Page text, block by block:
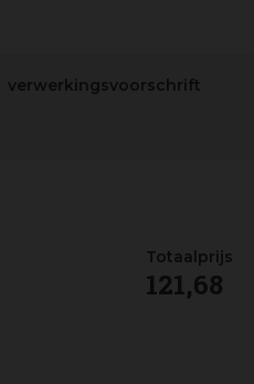
verwerkingsvoorschrift
121,68